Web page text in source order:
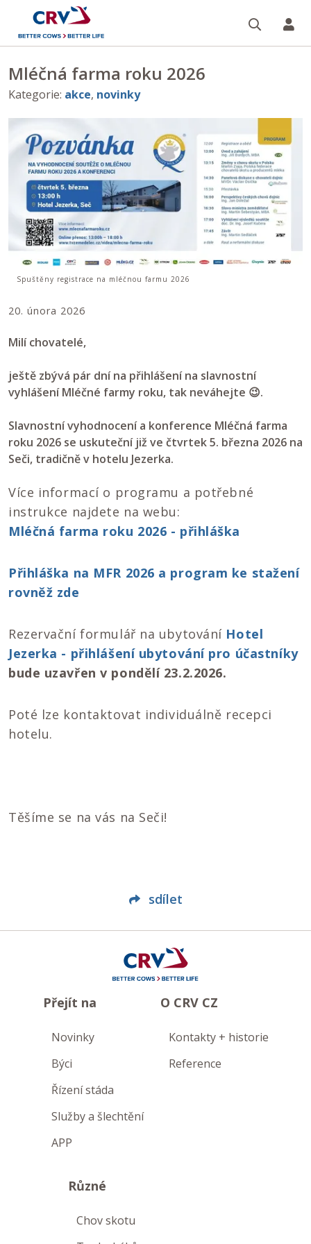
Mléčná farma roku 2026
Kategorie: akce, novinky
Spuštěny registrace na mléčnou farmu 2026
20. února 2026
Milí chovatelé,
ještě zbývá pár dní na přihlášení na slavnostní
vyhlášení Mléčné farmy roku, tak neváhejte 😉.
Slavnostní vyhodnocení a konference Mléčná farma
roku 2026 se uskuteční již ve čtvrtek 5. března 2026 na
Seči, tradičně v hotelu Jezerka.
Více informací o programu a potřebné
instrukce najdete na webu:
Mléčná farma roku 2026 - přihláška
Přihláška na MFR 2026 a program ke stažení
rovněž zde
Rezervační formulář na ubytování Hotel
Jezerka - přihlášení ubytování pro účastníky
bude uzavřen v pondělí 23.2.2026.
Poté lze kontaktovat individuálně recepci
hotelu.
Těšíme se na vás na Seči!
sdílet
Přejít na
Novinky
Býci
Řízení stáda
Služby a šlechtění
APP
O CRV CZ
Kontakty + historie
Reference
Různé
Chov skotu